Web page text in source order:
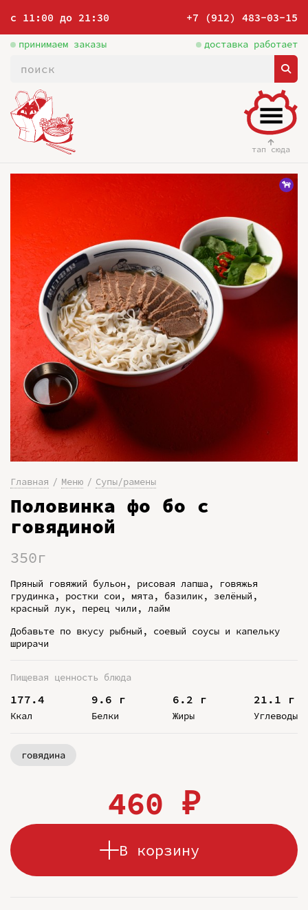
с 11:00 до 21:30 +7 (912) 483-03-15
принимаем заказы доставка работает
тап сюда
Главная Меню Супы/рамены
Половинка фо бо с
говядиной
350г
Пряный говяжий бульон, рисовая лапша, говяжья
грудинка, ростки сои, мята, базилик, зелёный,
красный лук, перец чили, лайм
Добавьте по вкусу рыбный, соевый соусы и капельку
шрирачи
Пищевая ценность блюда
177.4
Ккал
9.6 г
Белки
6.2 г
Жиры
21.1 г
Углеводы
говядина
460 ₽
В корзину